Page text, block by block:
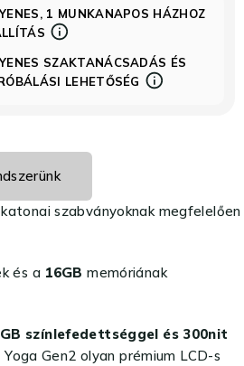
1 MUNKANAPOS HÁZHOZ
SZAKTANÁCSADÁS ÉS
LEHETŐSÉG
szabványoknak megfelelően
és a 16GB memóriának
színlefedettséggel és 300nit
Gen2 olyan prémium LCD-s